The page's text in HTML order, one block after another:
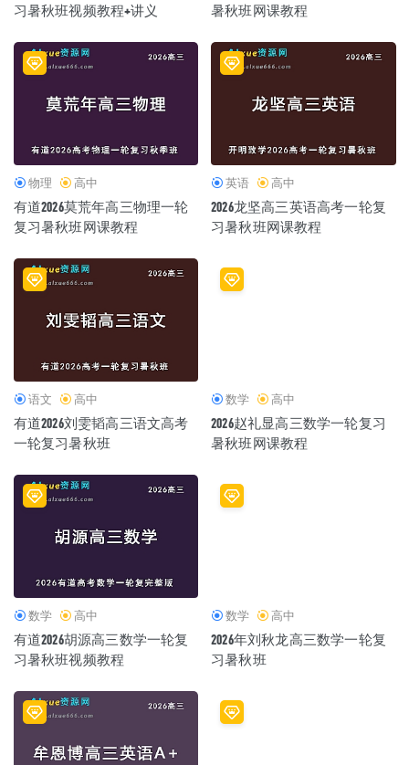
习暑秋班视频教程+讲义
暑秋班网课教程
物理 高中
有道2026莫荒年高三物理一轮
复习暑秋班网课教程
英语 高中
2026龙坚高三英语高考一轮复
习暑秋班网课教程
语文 高中
有道2026刘雯韬高三语文高考
一轮复习暑秋班
数学 高中
2026赵礼显高三数学一轮复习
暑秋班网课教程
数学 高中
有道2026胡源高三数学一轮复
习暑秋班视频教程
数学 高中
2026年刘秋龙高三数学一轮复
习暑秋班